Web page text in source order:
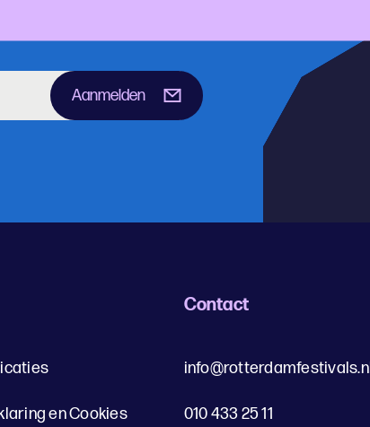
Aanmelden
en Cookies
Contact
info@rotterdamfestivals.nl
010 433 25 11